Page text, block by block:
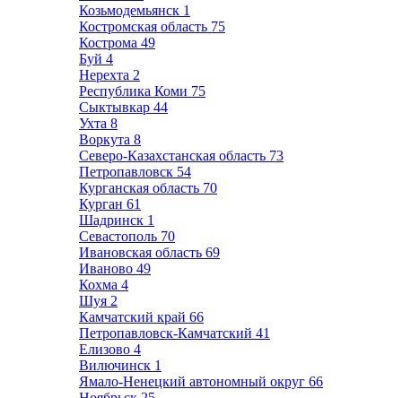
Козьмодемьянск 1
Костромская область 75
Кострома 49
Буй 4
Нерехта 2
Республика Коми 75
Сыктывкар 44
Ухта 8
Воркута 8
Северо-Казахстанская область 73
Петропавловск 54
Курганская область 70
Курган 61
Шадринск 1
Севастополь 70
Ивановская область 69
Иваново 49
Кохма 4
Шуя 2
Камчатский край 66
Петропавловск-Камчатский 41
Елизово 4
Вилючинск 1
Ямало-Ненецкий автономный округ 66